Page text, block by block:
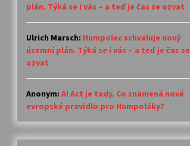
plán. Týká se i vás – a teď je čas se ozvat
Ulrich Marsch: Humpolec schvaluje nový
územní plán. Týká se i vás – a teď je čas se
ozvat
Anonym: AI Act je tady. Co znamená nové
evropské pravidlo pro Humpoláky?